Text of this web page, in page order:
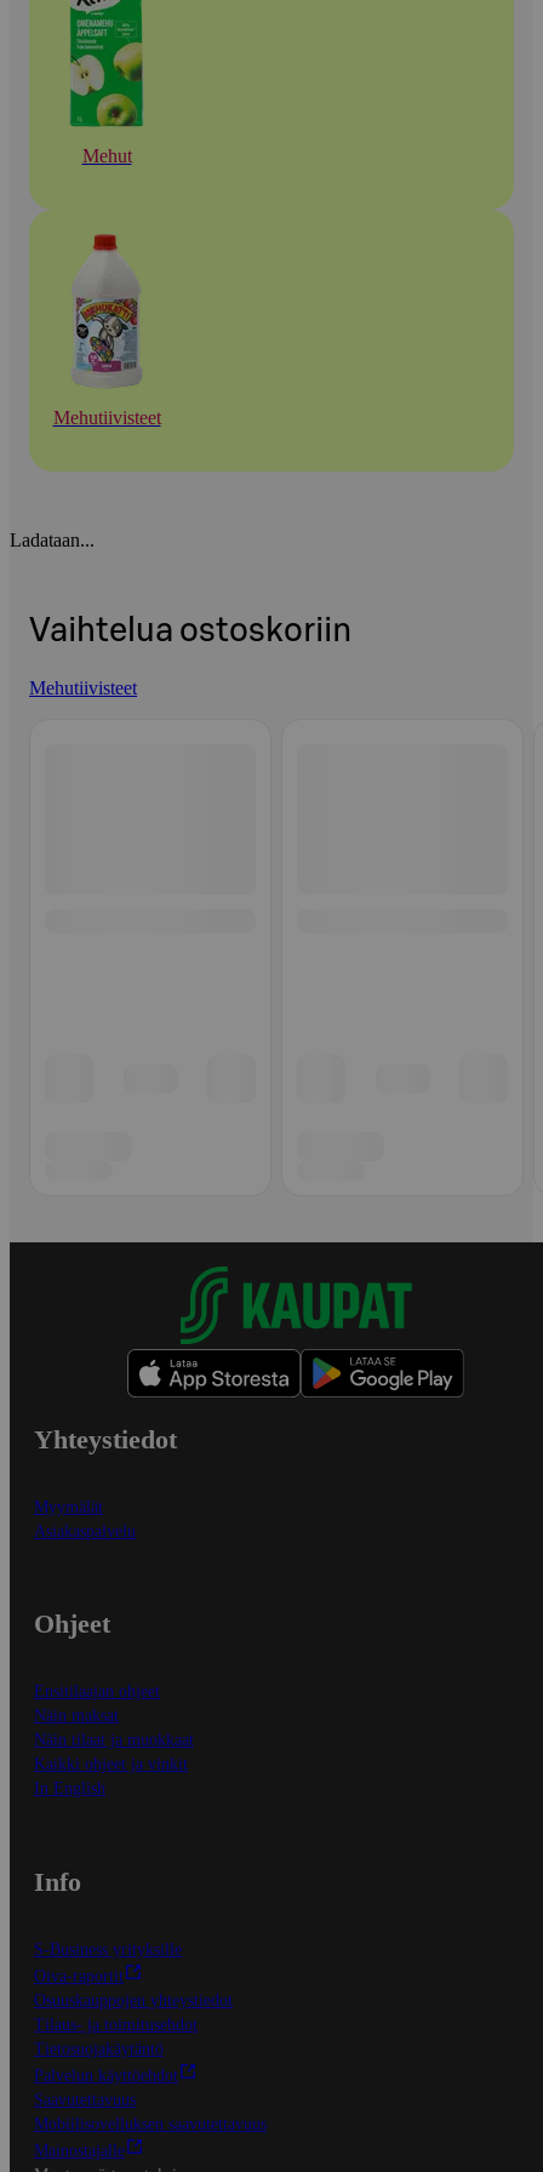
Mehut
Mehutiivisteet
Ladataan...
Vaihtelua ostoskoriin
Mehutiivisteet
Yhteystiedot
Myymälät
Asiakaspalvelu
Ohjeet
Ensitilaajan ohjeet
Näin maksat
Näin tilaat ja muokkaat
Kaikki ohjeet ja vinkit
In English
Info
S-Business yrityksille
Oiva-raportit
Osuuskauppojen yhteystiedot
Tilaus- ja toimitusehdot
Tietosuojakäytäntö
Palvelun käyttöehdot
Saavutettavuus
Mobiilisovelluksen saavutettavuus
Mainostajalle